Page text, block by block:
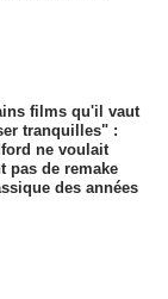
films qu'il vaut
tranquilles" :
ne voulait
pas de remake
des années